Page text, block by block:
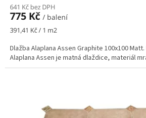
641 Kč bez DPH
775 Kč / balení
Měrná
391,41 Kč / 1 m2
Dlažba Alaplana Assen Graphite 100x100
Alaplana Assen je matná dlaždice, materiál